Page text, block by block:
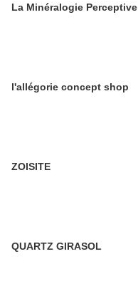
La Minéralogie Perceptive
l'allégorie concept shop
ZOISITE
QUARTZ GIRASOL